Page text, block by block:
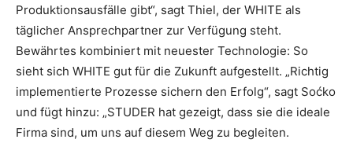
Produktionsausfälle gibt“, sagt Thiel, der WHITE als
täglicher Ansprechpartner zur Verfügung steht.
Bewährtes kombiniert mit neuester Technologie: So
sieht sich WHITE gut für die Zukunft aufgestellt. „Richtig
implementierte Prozesse sichern den Erfolg“, sagt Soćko
und fügt hinzu: „STUDER hat gezeigt, dass sie die ideale
Firma sind, um uns auf diesem Weg zu begleiten.